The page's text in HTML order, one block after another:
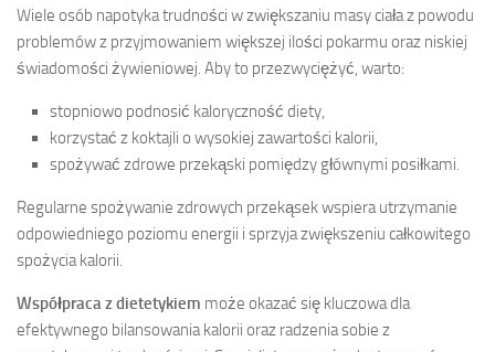
Wiele osób napotyka trudności w zwiększaniu masy ciała z powodu
problemów z przyjmowaniem większej ilości pokarmu oraz niskiej
świadomości żywieniowej. Aby to przezwyciężyć, warto:
stopniowo podnosić kaloryczność diety,
korzystać z koktajli o wysokiej zawartości kalorii,
spożywać zdrowe przekąski pomiędzy głównymi posiłkami.
Regularne spożywanie zdrowych przekąsek wspiera utrzymanie
odpowiedniego poziomu energii i sprzyja zwiększeniu całkowitego
spożycia kalorii.
Współpraca z dietetykiem może okazać się kluczowa dla
efektywnego bilansowania kalorii oraz radzenia sobie z